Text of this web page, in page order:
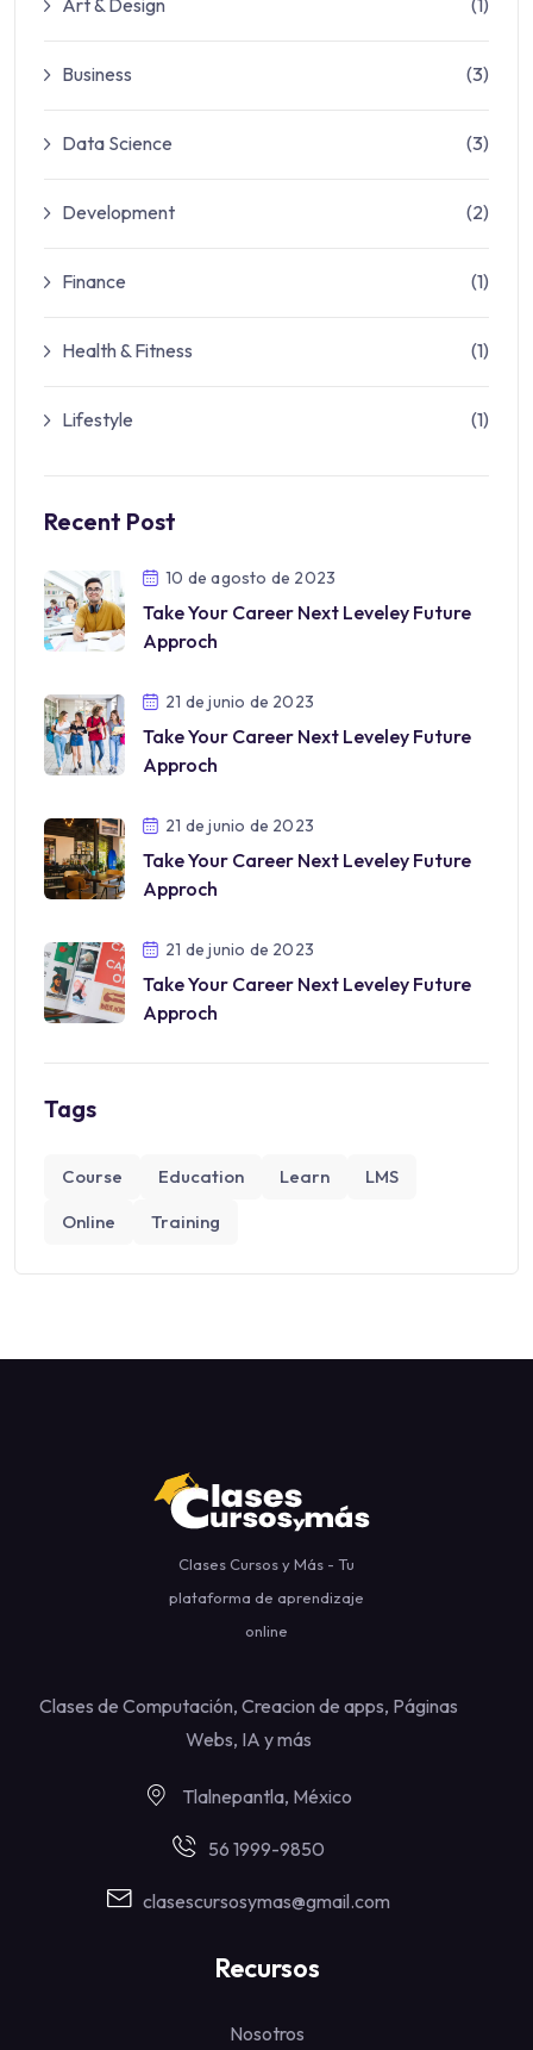
Art & Design (1)
Business (3)
Data Science (3)
Development (2)
Finance (1)
Health & Fitness (1)
Lifestyle (1)
Recent Post
10 de agosto de 2023
Take Your Career Next Leveley Future
Approch
21 de junio de 2023
Take Your Career Next Leveley Future
Approch
21 de junio de 2023
Take Your Career Next Leveley Future
Approch
21 de junio de 2023
Take Your Career Next Leveley Future
Approch
Tags
Course Education Learn
LMS
Online
Training
Clases Cursos y Más - Tu
plataforma de aprendizaje
online
Clases de Computación, Creacion de apps, Páginas
Webs, IA y más
Tlalnepantla, México
56 1999-9850
clasescursosymas@gmail.com
Recursos
Nosotros